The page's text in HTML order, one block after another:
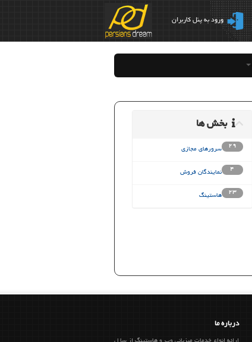
ورود به پنل کاربران
بخش ها
29
سرورهای مجازی
4
نمایندگان فروش
23
هاستینگ
درباره ما